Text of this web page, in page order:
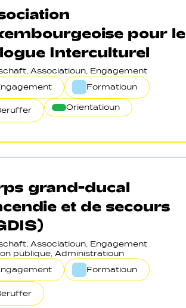
pour le
Interculturel
Associatioun, Engagement
Formatioun
Orientatioun
grand-ducal
et de secours
Associatioun, Engagement
publique, Administratioun
Formatioun